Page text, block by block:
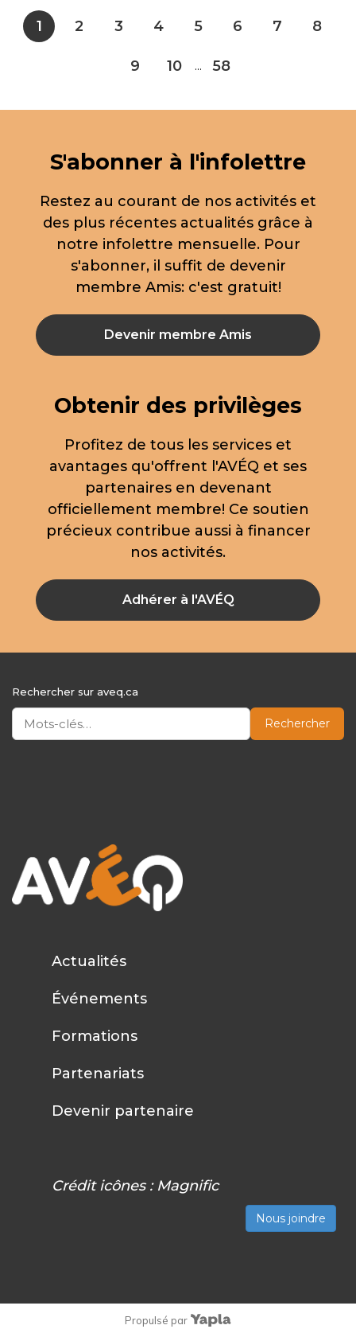
1 2 3 4 5 6 7 8
9 10 ... 58
S'abonner à l'infolettre
Restez au courant de nos activités et
des plus récentes actualités grâce à
notre infolettre mensuelle. Pour
s'abonner, il suffit de devenir
membre Amis: c'est gratuit!
Devenir membre Amis
Obtenir des privilèges
Profitez de tous les services et
avantages qu'offrent l'AVÉQ et ses
partenaires en devenant
officiellement membre! Ce soutien
précieux contribue aussi à financer
nos activités.
Adhérer à l'AVÉQ
Rechercher sur aveq.ca
Rechercher
Actualités
Événements
Formations
Partenariats
Devenir partenaire
Crédit icônes : Magnific
Nous joindre
Propulsé par